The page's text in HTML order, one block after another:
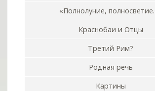
«Полнолуние,
Краснобаи и Отцы
Третий Рим?
Родная речь
Картины